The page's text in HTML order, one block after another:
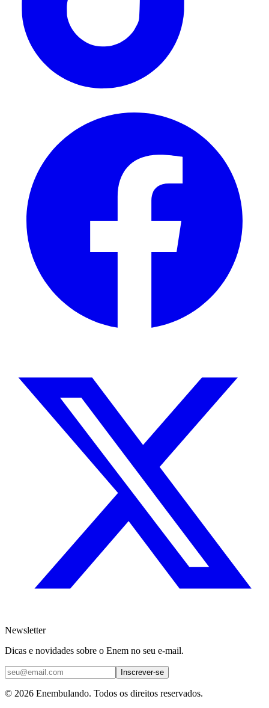
Newsletter
Dicas e novidades sobre o Enem no seu e-mail.
Inscrever-se
© 2026 Enembulando. Todos os direitos reservados.